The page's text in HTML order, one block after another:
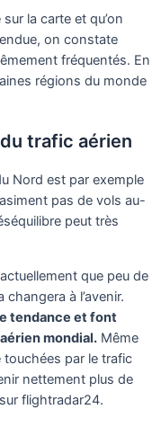
la carte et qu’on
on constate
fréquentés. En
régions du monde
trafic aérien
Nord est par exemple
pas de vols au-
peut très
que peu de
à l’avenir.
tendance et font
mondial. Même
par le trafic
nettement plus de
flightradar24.